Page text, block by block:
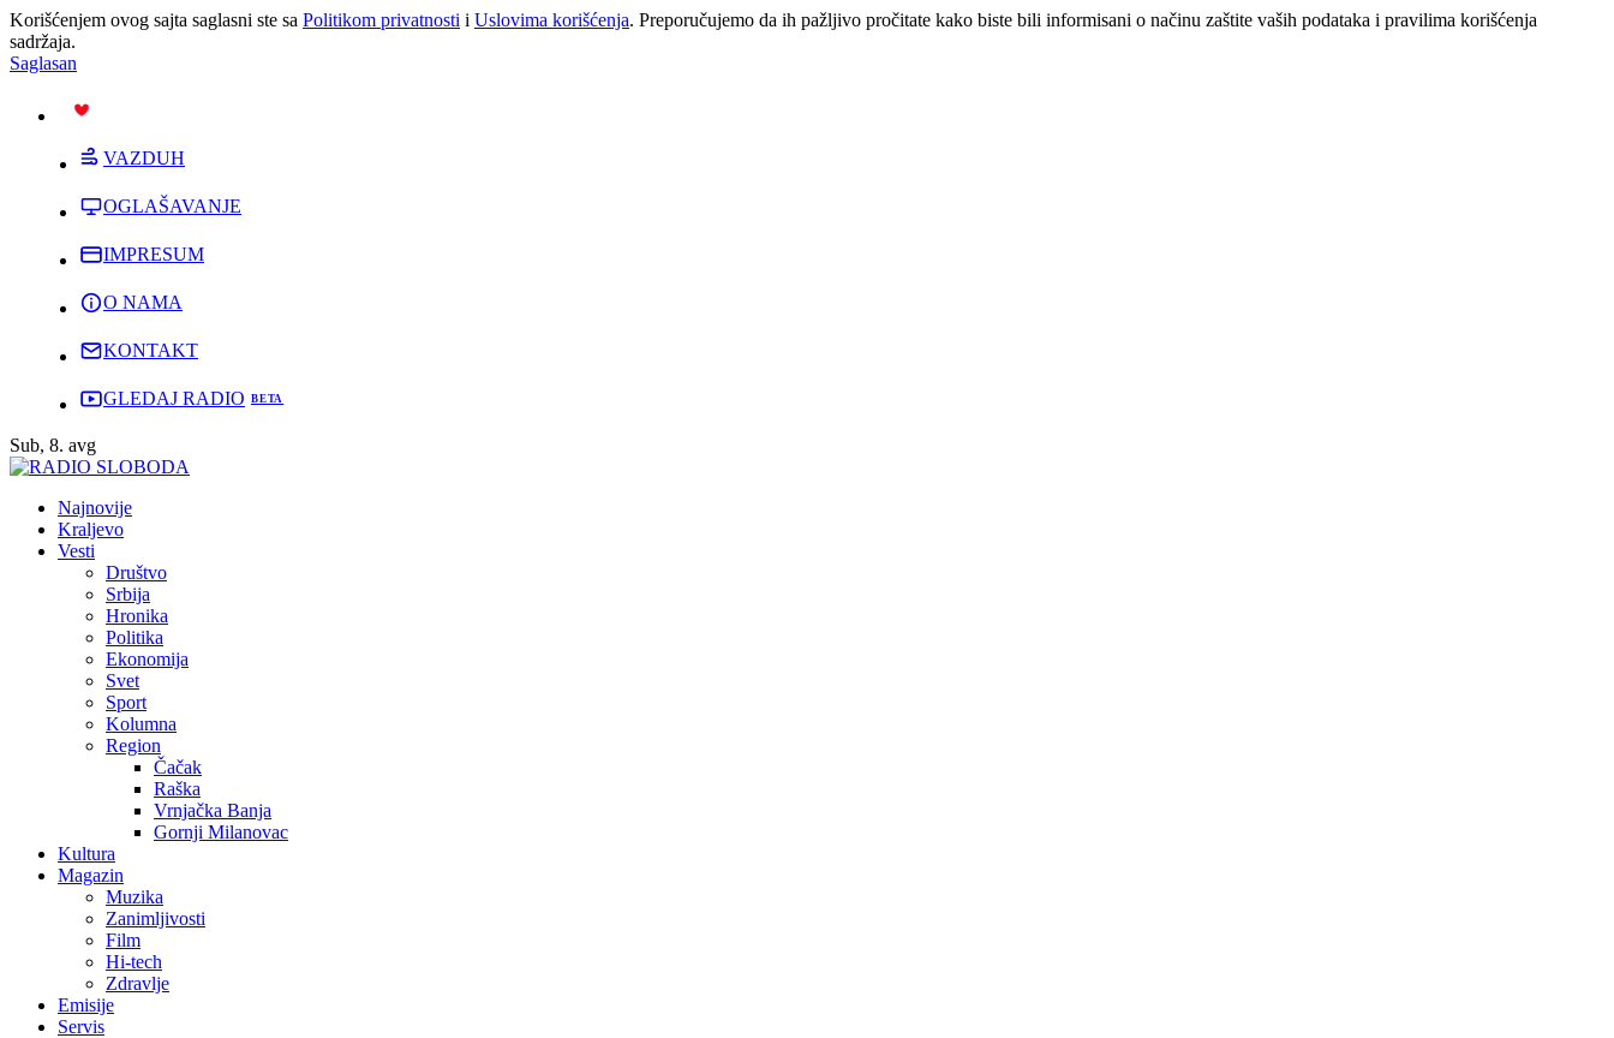
Korišćenjem ovog sajta saglasni ste sa Politikom privatnosti i Uslovima korišćenja. Preporučujemo da ih pažljivo pročitate kako biste bili informisani o načinu zaštite vaših podataka i pravilima korišćenja
sadržaja.
Saglasan
VAZDUH
OGLAŠAVANJE
IMPRESUM
O NAMA
KONTAKT
GLEDAJ RADIO
Sub, 8. avg
Najnovije
Kraljevo
Vesti
Društvo
Srbija
Hronika
Politika
Ekonomija
Svet
Sport
Kolumna
Region
Čačak
Raška
Vrnjačka Banja
Gornji Milanovac
Kultura
Magazin
Muzika
Zanimljivosti
Film
Hi-tech
Zdravlje
Emisije
Servis